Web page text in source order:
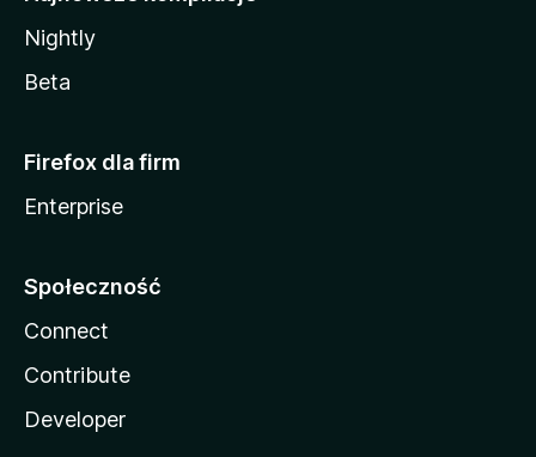
Nightly
Beta
Firefox dla firm
Enterprise
Społeczność
Connect
Contribute
Developer